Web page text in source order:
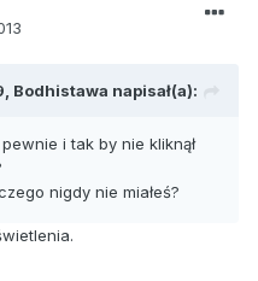
Bodhistawa napisał(a):
i tak by nie kliknął
nigdy nie miałeś?